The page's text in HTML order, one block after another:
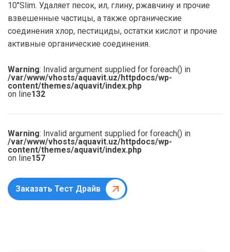
10″Slim. Удаляет песок, ил, глину, ржавчину и прочие
взвешенные частицы, а также органические
соединения хлор, пестициды, остатки кислот и прочие
активные органические соединения.
Warning: Invalid argument supplied for foreach() in
/var/www/vhosts/aquavit.uz/httpdocs/wp-
content/themes/aquavit/index.php
on line132
Warning: Invalid argument supplied for foreach() in
/var/www/vhosts/aquavit.uz/httpdocs/wp-
content/themes/aquavit/index.php
on line157
Заказать Тест Драйв